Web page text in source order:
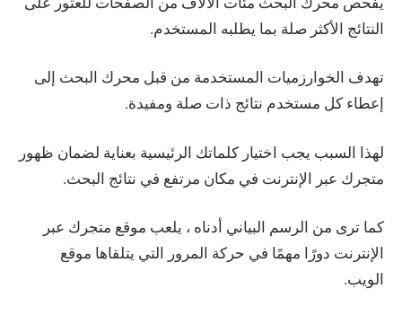
النتائج الأكثر صلة بما يطلبه المستخدم.
تهدف الخوارزميات المستخدمة من قبل محرك البحث إلى
إعطاء كل مستخدم نتائج ذات صلة ومفيدة.
لهذا السبب يجب اختيار كلماتك الرئيسية بعناية لضمان ظهور
متجرك عبر الإنترنت في مكان مرتفع في نتائج البحث.
كما ترى من الرسم البياني أدناه ، يلعب موقع متجرك عبر
الإنترنت دورًا مهمًا في حركة المرور التي يتلقاها موقع
الويب.